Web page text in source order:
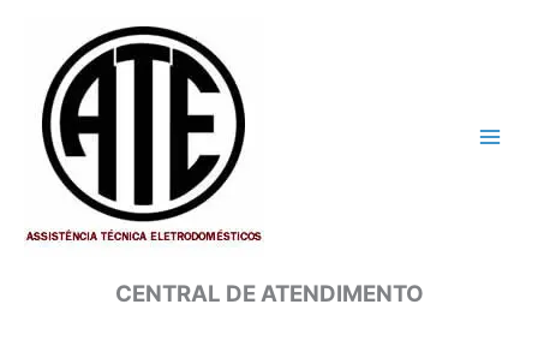
conteúdo
CENTRAL DE ATENDIMENTO